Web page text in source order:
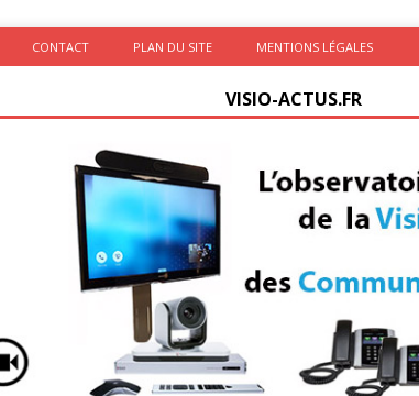
CONTACT PLAN DU SITE MENTIONS LÉGALES
VISIO-ACTUS.FR